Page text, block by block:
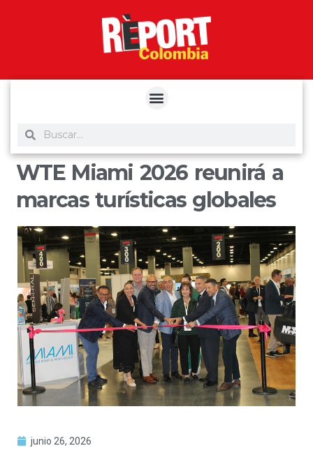
WTE Miami 2026 reunirá a
marcas turísticas globales
junio 26, 2026